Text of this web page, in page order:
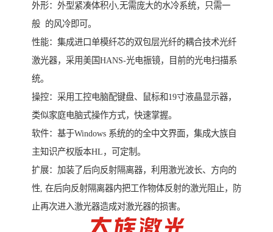
外形：外型紧凑体积小,无需庞大的水冷系统，只需一
般 的风冷即可。
性能：集成进口单模纤芯的双包层光纤的耦合技术光纤
激光器，采用美国HANS-光电振镜，目前的光电扫描系
统。
操控：采用工控电脑配键盘、鼠标和19寸液晶显示器，
类似家庭电脑式操作方式，快速掌握。
软件：基于Windows 系统的的全中文界面，集成大族自
主知识产权版本HL，可定制。
扩展：加装了后向反射隔离器，利用激光波长、方向的
性, 在后向反射隔离器内把工作物体反射的激光阻止，防
止再次进入激光器造成对激光器的损害。